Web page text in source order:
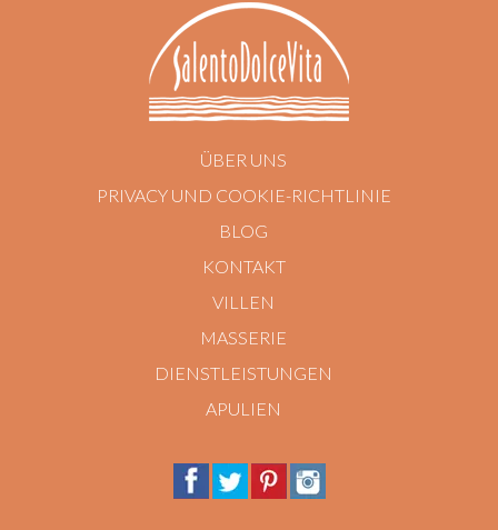
ÜBER UNS
PRIVACY UND COOKIE-RICHTLINIE
BLOG
KONTAKT
VILLEN
MASSERIE
DIENSTLEISTUNGEN
APULIEN